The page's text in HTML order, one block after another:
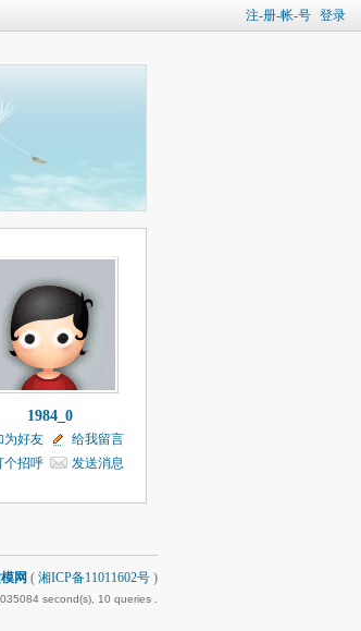
注-册-帐-号 登录
1984_0
为好友
给我留言
个招呼
发送消息
网 ( 湘ICP备11011602号 )
second(s), 10 queries .